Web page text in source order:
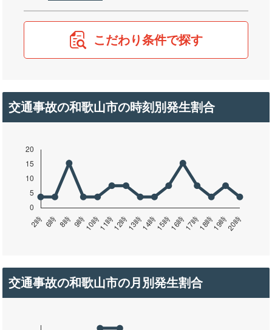
こだわり条件で探す
交通事故の和歌山市の時刻別発生割合
交通事故の和歌山市の月別発生割合